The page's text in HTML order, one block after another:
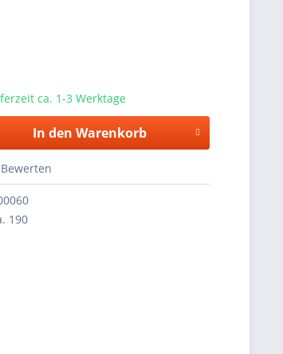
ca. 1-3 Werktage
In den Warenkorb
Bewerten
190